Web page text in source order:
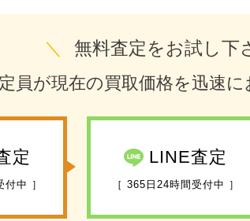
＼ 無料査定をお試し下
員が現在の買取価格を迅速に
定
付中 ］
LINE査定
［ 365日24時間受付中 ］